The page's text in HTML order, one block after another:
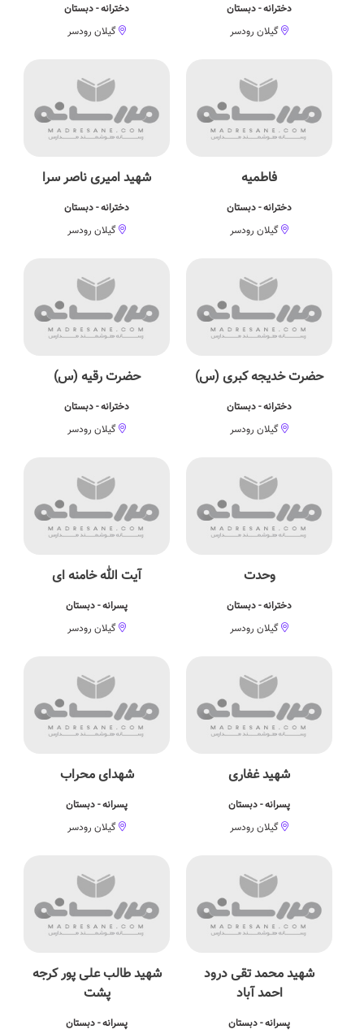
دخترانه - دبستان
گیلان رودسر
دخترانه - دبستان
گیلان رودسر
فاطمیه
دخترانه - دبستان
گیلان رودسر
شهید امیری ناصر سرا
دخترانه - دبستان
گیلان رودسر
حضرت خدیجه کبری (س)
دخترانه - دبستان
گیلان رودسر
حضرت رقیه (س)
دخترانه - دبستان
گیلان رودسر
وحدت
دخترانه - دبستان
گیلان رودسر
آیت الله خامنه ای
پسرانه - دبستان
گیلان رودسر
شهید غفاری
پسرانه - دبستان
گیلان رودسر
شهدای محراب
پسرانه - دبستان
گیلان رودسر
شهید محمد تقی درود
احمد آباد
پسرانه - دبستان
شهید طالب علی پور کرجه
پشت
پسرانه - دبستان